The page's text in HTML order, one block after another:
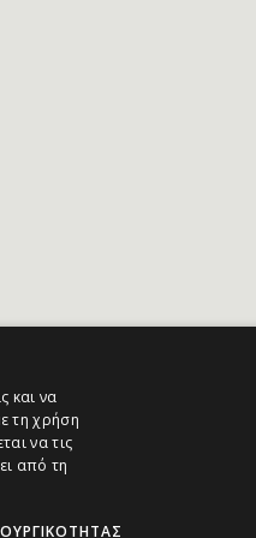
και να
τη χρήση
να τις
από τη